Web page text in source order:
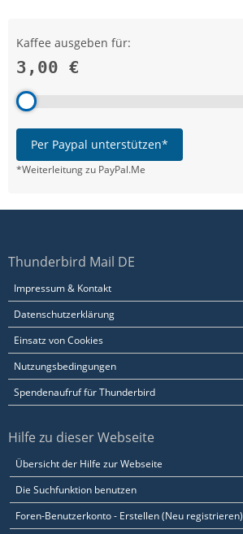
Kaffee ausgeben für:
3,00 €
Per Paypal unterstützen*
*Weiterleitung zu PayPal.Me
Thunderbird Mail DE
Impressum & Kontakt
Datenschutzerklärung
Einsatz von Cookies
Nutzungsbedingungen
Spendenaufruf für Thunderbird
Hilfe zu dieser Webseite
Übersicht der Hilfe zur Webseite
Die Suchfunktion benutzen
Foren-Benutzerkonto - Erstellen (Neu registrieren)